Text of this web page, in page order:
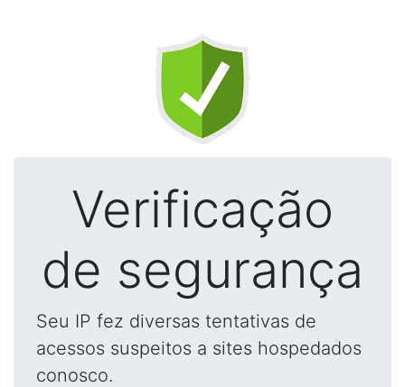
Verificação
de segurança
Seu IP fez diversas tentativas de
acessos suspeitos a sites hospedados
conosco.